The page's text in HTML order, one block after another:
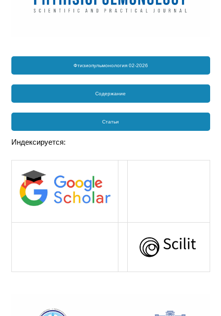
Фтизиопульмонология 02-2026
Содержание
Статьи
Индексируется: